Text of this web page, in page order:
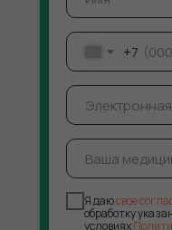
+7
Я даюсвое
обработку
условиях